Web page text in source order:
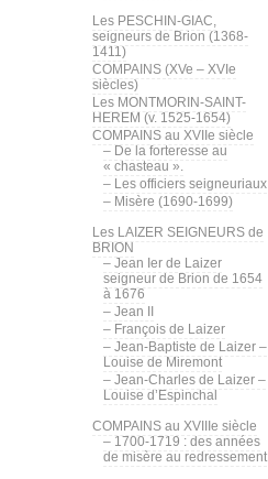
Les PESCHIN-GIAC,
seigneurs de Brion (1368-
1411)
COMPAINS (XVe – XVIe
siècles)
Les MONTMORIN-SAINT-
HEREM (v. 1525-1654)
COMPAINS au XVIIe siècle
– De la forteresse au
« chasteau ».
– Les officiers seigneuriaux
– Misère (1690-1699)
Les LAIZER SEIGNEURS de
BRION
– Jean Ier de Laizer
seigneur de Brion de 1654
à 1676
– Jean II
– François de Laizer
– Jean-Baptiste de Laizer –
Louise de Miremont
– Jean-Charles de Laizer –
Louise d’Espinchal
COMPAINS au XVIIIe siècle
– 1700-1719 : des années
de misère au redressement